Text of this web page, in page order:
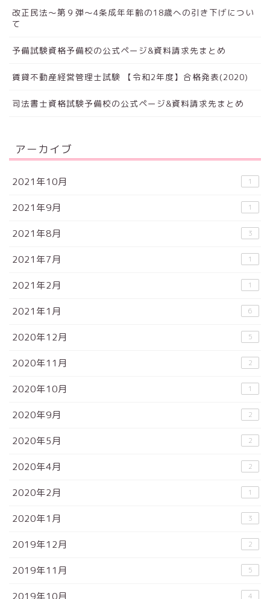
改正民法～第９弾～4条成年年齢の18歳への引き下げについ
て
予備試験資格予備校の公式ページ&資料請求先まとめ
賃貸不動産経営管理士試験 【令和2年度】合格発表(2020)
司法書士資格試験予備校の公式ページ&資料請求先まとめ
アーカイブ
2021年10月 1
2021年9月 1
2021年8月 3
2021年7月 1
2021年2月 1
2021年1月 6
2020年12月 5
2020年11月 2
2020年10月 1
2020年9月 2
2020年5月 2
2020年4月 2
2020年2月 1
2020年1月 3
2019年12月 2
2019年11月 5
2019年10月 4